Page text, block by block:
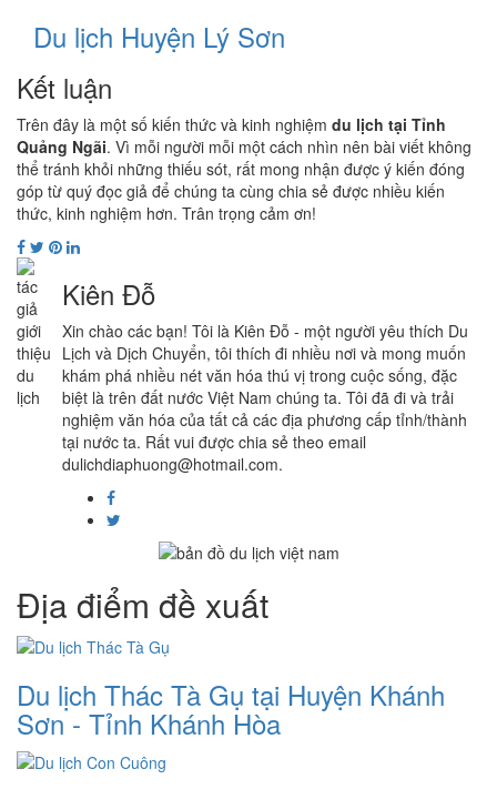
Du lịch Huyện Lý Sơn
Kết luận
Trên đây là một số kiến thức và kinh nghiệm du lịch tại Tỉnh
Quảng Ngãi. Vì mỗi người mỗi một cách nhìn nên bài viết không
thể tránh khỏi những thiếu sót, rất mong nhận được ý kiến đóng
góp từ quý đọc giả để chúng ta cùng chia sẻ được nhiều kiến
thức, kinh nghiệm hơn. Trân trọng cảm ơn!
Kiên Đỗ
Xin chào các bạn! Tôi là Kiên Đỗ - một người yêu thích Du
Lịch và Dịch Chuyển, tôi thích đi nhiều nơi và mong muốn
khám phá nhiều nét văn hóa thú vị trong cuộc sống, đặc
biệt là trên đất nước Việt Nam chúng ta. Tôi đã đi và trải
nghiệm văn hóa của tất cả các địa phương cấp tỉnh/thành
tại nước ta. Rất vui được chia sẻ theo email
dulichdiaphuong@hotmail.com.
Địa điểm đề xuất
Du lịch Thác Tà Gụ tại Huyện Khánh
Sơn - Tỉnh Khánh Hòa